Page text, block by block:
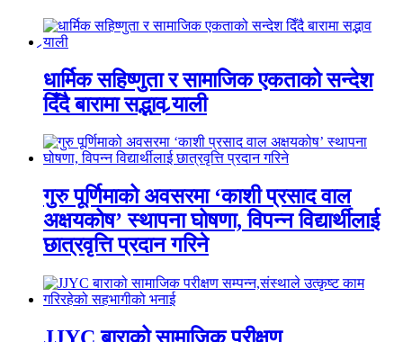
धार्मिक सहिष्णुता र सामाजिक एकताको सन्देश
दिँदै बारामा सद्भाव र्‍याली
गुरु पूर्णिमाको अवसरमा ‘काशी प्रसाद वाल
अक्षयकोष’ स्थापना घोषणा, विपन्न विद्यार्थीलाई
छात्रवृत्ति प्रदान गरिने